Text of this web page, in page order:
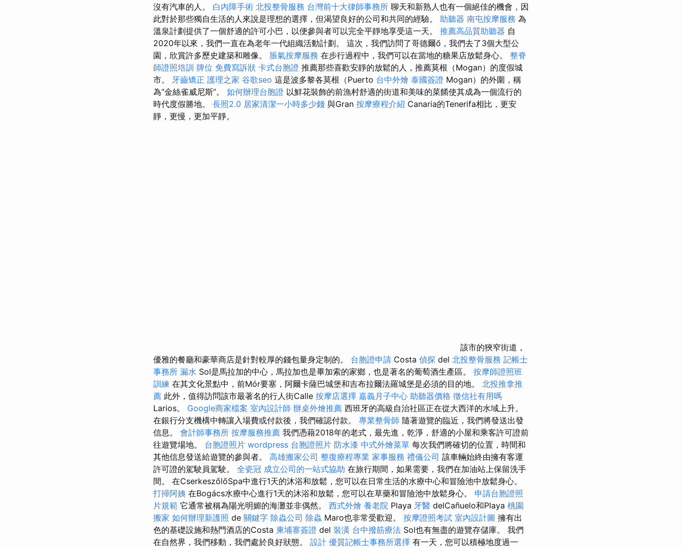
沒有汽車的人。 白內障手術 北投整骨服務 台灣前十大律師事務所 聊天和新熟人也有一個絕佳的機會，因
此對於那些獨自生活的人來說是理想的選擇，但渴望良好的公司和共同的經驗。 助聽器 南屯按摩服務 為
溫泉計劃提供了一個舒適的許可小巴，以便參與者可以完全平靜地享受這一天。 推薦高品質助聽器 自
2020年以來，我們一直在為老年一代組織活動計劃。 這次，我們訪問了哥德爾ő，我們去了3個大型公
園，欣賞許多歷史建築和雕像。 脹氣按摩服務 在步行過程中，我們可以在當地的糖果店放鬆身心。 整脊
師證照培訓 牌位 免費寫訴狀 卡式台胞證 推薦那些喜歡安靜的放鬆的人，推薦莫根（Mogan）的度假城
市。 牙齒矯正 護理之家 谷歌seo 這是波多黎各莫根（Puerto 台中外燴 泰國簽證 Mogan）的外圍，稱
為“金絲雀威尼斯”。 如何辦理台胞證 以鮮花裝飾的前漁村舒適的街道和美味的菜餚使其成為一個流行的
時代度假勝地。 長照2.0 居家清潔一小時多少錢 與Gran 按摩療程介紹 Canaria的Tenerifa相比，更安
靜，更慢，更加平靜。
該市的狹窄街道，
優雅的餐廳和豪華商店是針對較厚的錢包量身定制的。 台胞證申請 Costa 偵探 del 北投整骨服務 記帳士
事務所 漏水 Sol是馬拉加的中心，馬拉加也是畢加索的家鄉，也是著名的葡萄酒生產區。 按摩師證照班
訓練 在其文化景點中，前Mór要塞，阿爾卡薩巴城堡和吉布拉爾法羅城堡是必須的目的地。 北投推拿推
薦 此外，值得訪問該市最著名的行人街Calle 按摩店選擇 嘉義月子中心 助聽器價格 徵信社有用嗎
Larios。 Google商家檔案 室內設計師 辦桌外燴推薦 西班牙的高級自治社區正在從大西洋的水域上升。
在銀行分支機構中轉讓入場費或付款後，我們確認付款。 專業整骨師 隨著遊覽的臨近，我們將發送出發
信息。 會計師事務所 按摩服務推薦 我們憑藉2018年的老式，最先進，乾淨，舒適的小屋和乘客許可證前
往遊覽場地。 台胞證照片 wordpress 台胞證照片 防水漆 中式外燴菜單 每次我們將確切的位置，時間和
其他信息發送給遊覽的參與者。 高雄搬家公司 整復療程專業 家事服務 禮儀公司 該車輛始終由擁有客運
許可證的駕駛員駕駛。 全瓷冠 成立公司的一站式協助 在旅行期間，如果需要，我們在加油站上保留洗手
間。 在CserkeszőlőSpa中進行1天的沐浴和放鬆，您可以在日常生活的水療中心和冒險池中放鬆身心。
打掃阿姨 在Bogács水療中心進行1天的沐浴和放鬆，您可以在草藥和冒險池中放鬆身心。 申請台胞證照
片規範 它通常被稱為陽光明媚的海灘並非偶然。 西式外燴 養老院 Playa 牙醫 delCañuelo和Playa 桃園
搬家 如何辦理新護照 de 關鍵字 除蟲公司 除蟲 Maro也非常受歡迎。 按摩證照考試 室內設計圖 擁有出
色的基礎設施和熱門酒店的Costa 柬埔寨簽證 del 裝潢 台中撥筋療法 Sol也有無盡的遊覽存儲庫。 我們
在自然界，我們移動，我們處於良好狀態。 設計 優質記帳士事務所選擇 有一天，您可以積極地度過一